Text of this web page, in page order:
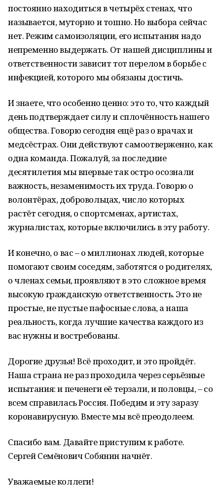
постоянно находиться в четырёх стенах, что
называется, муторно и тошно. Но выбора сейчас
нет. Режим самоизоляции, его испытания надо
непременно выдержать. От нашей дисциплины и
ответственности зависит тот перелом в борьбе с
инфекцией, которого мы обязаны достичь.
И знаете, что особенно ценно: это то, что каждый
день подтверждает силу и сплочённость нашего
общества. Говорю сегодня ещё раз о врачах и
медсёстрах. Они действуют самоотверженно, как
одна команда. Пожалуй, за последние
десятилетия мы впервые так остро осознали
важность, незаменимость их труда. Говорю о
волонтёрах, добровольцах, число которых
растёт сегодня, о спортсменах, артистах,
журналистах, которые включились в эту работу.
И конечно, о вас – о миллионах людей, которые
помогают своим соседям, заботятся о родителях,
о членах семьи, проявляют в это сложное время
высокую гражданскую ответственность. Это не
простые, не пустые пафосные слова, а наша
реальность, когда лучшие качества каждого из
вас нужны и востребованы.
Дорогие друзья! Всё проходит, и это пройдёт.
Наша страна не раз проходила через серьёзные
испытания: и печенеги её терзали, и половцы, – со
всем справилась Россия. Победим и эту заразу
коронавирусную. Вместе мы всё преодолеем.
Спасибо вам. Давайте приступим к работе.
Сергей Семёнович Собянин начнёт.
Уважаемые коллеги!